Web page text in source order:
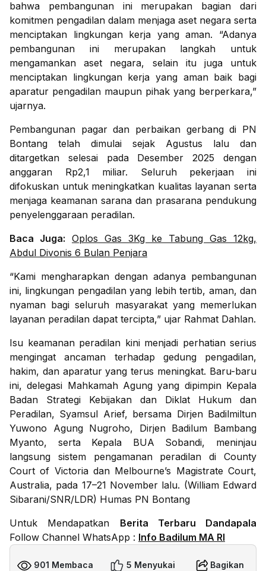
bahwa pembangunan ini merupakan bagian dari
komitmen pengadilan dalam menjaga aset negara serta
menciptakan lingkungan kerja yang aman. “Adanya
pembangunan ini merupakan langkah untuk
mengamankan aset negara, selain itu juga untuk
menciptakan lingkungan kerja yang aman baik bagi
aparatur pengadilan maupun pihak yang berperkara,”
ujarnya.
Pembangunan pagar dan perbaikan gerbang di PN
Bontang telah dimulai sejak Agustus lalu dan
ditargetkan selesai pada Desember 2025 dengan
anggaran Rp2,1 miliar. Seluruh pekerjaan ini
difokuskan untuk meningkatkan kualitas layanan serta
menjaga keamanan sarana dan prasarana pendukung
penyelenggaraan peradilan.
Baca Juga: Oplos Gas 3Kg ke Tabung Gas 12kg,
Abdul Divonis 6 Bulan Penjara
“Kami mengharapkan dengan adanya pembangunan
ini, lingkungan pengadilan yang lebih tertib, aman, dan
nyaman bagi seluruh masyarakat yang memerlukan
layanan peradilan dapat tercipta,” ujar Rahmat Dahlan.
Isu keamanan peradilan kini menjadi perhatian serius
mengingat ancaman terhadap gedung pengadilan,
hakim, dan aparatur yang terus meningkat. Baru-baru
ini, delegasi Mahkamah Agung yang dipimpin Kepala
Badan Strategi Kebijakan dan Diklat Hukum dan
Peradilan, Syamsul Arief, bersama Dirjen Badilmiltun
Yuwono Agung Nugroho, Dirjen Badilum Bambang
Myanto, serta Kepala BUA Sobandi, meninjau
langsung sistem pengamanan peradilan di County
Court of Victoria dan Melbourne’s Magistrate Court,
Australia, pada 17–21 November lalu. (William Edward
Sibarani/SNR/LDR) Humas PN Bontang
Untuk Mendapatkan Berita Terbaru Dandapala
Follow Channel WhatsApp : Info Badilum MA RI
901 Membaca 5 Menyukai Bagikan